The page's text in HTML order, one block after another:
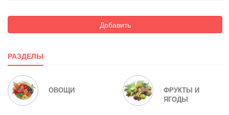
Добавить
РАЗДЕЛЫ
ОВОЩИ
ФРУКТЫ И
ЯГОДЫ